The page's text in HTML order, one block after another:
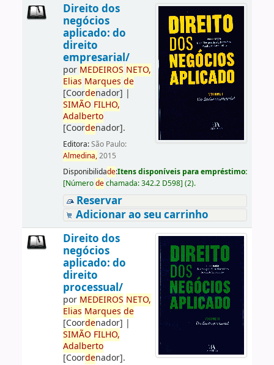
Direito dos
negócios
aplicado: do
direito
empresarial/
por MEDEIROS NETO,
Elias Marques de
[Coordenador] |
SIMÃO FILHO,
Adalberto
[Coordenador].
Editora:São Paulo:
Almedina,2015
Disponibilidade:Itens disponíveis para empréstimo:
[Númerodechamada:342.2 D598] (2).
Reservar
Adicionar ao seu carrinho
Direito dos
negócios
aplicado: do
direito
processual/
por MEDEIROS NETO,
Elias Marques de
[Coordenador] |
SIMÃO FILHO,
Adalberto
[Coordenador].